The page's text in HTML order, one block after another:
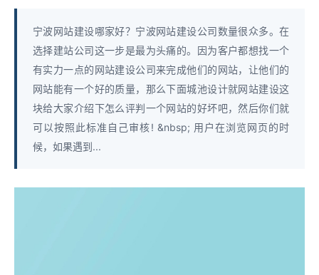
宁波网站建设哪家好？宁波网站建设公司数量很众多。在
选择建站公司这一步是最为头痛的。因为客户都想找一个
有实力一点的网站建设公司来完成他们的网站，让他们的
网站能有一个好的质量，那么下面城池设计就网站建设这
块给大家介绍下怎么评判一个网站的好坏吧，然后你们就
可以按照此标准自己审核! &nbsp; 用户在浏览网页的时
候，如果遇到...